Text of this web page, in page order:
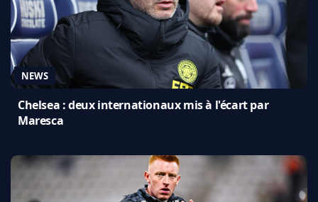
NEWS
Chelsea : deux internationaux mis à l'écart par
Maresca